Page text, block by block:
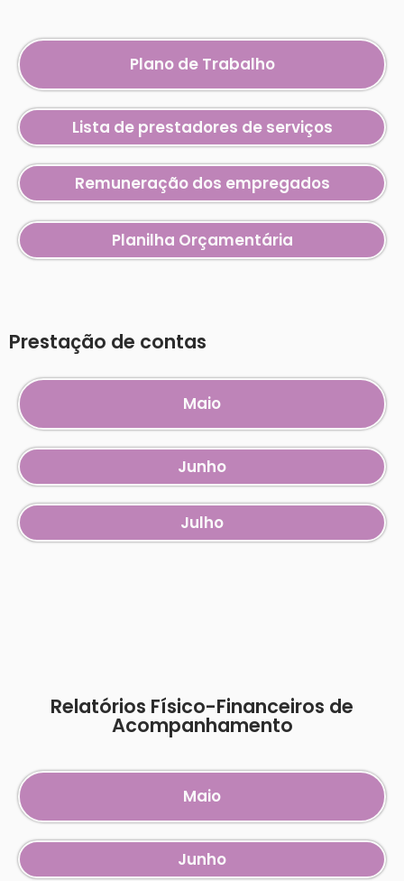
Plano de Trabalho
Lista de prestadores de serviços
Remuneração dos empregados
Planilha Orçamentária
Prestação de contas
Maio
Junho
Julho
Relatórios Físico-Financeiros de
Acompanhamento
Maio
Junho